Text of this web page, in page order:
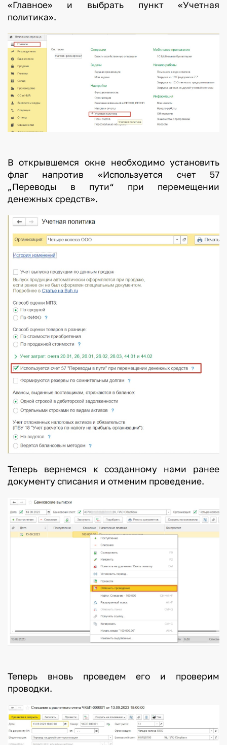
«Главное» и выбрать пункт «Учетная
политика».
В открывшемся окне необходимо установить
флаг напротив «Используется счет 57
„Переводы в пути“ при перемещении
денежных средств».
Теперь вернемся к созданному нами ранее
документу списания и отменим проведение.
Теперь вновь проведем его и проверим
проводки.